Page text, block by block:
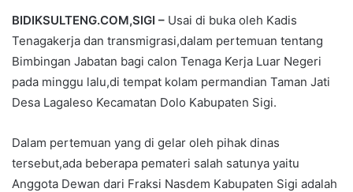
BIDIKSULTENG.COM,SIGI – Usai di buka oleh Kadis
Tenagakerja dan transmigrasi,dalam pertemuan tentang
Bimbingan Jabatan bagi calon Tenaga Kerja Luar Negeri
pada minggu lalu,di tempat kolam permandian Taman Jati
Desa Lagaleso Kecamatan Dolo Kabupaten Sigi.
Dalam pertemuan yang di gelar oleh pihak dinas
tersebut,ada beberapa pemateri salah satunya yaitu
Anggota Dewan dari Fraksi Nasdem Kabupaten Sigi adalah